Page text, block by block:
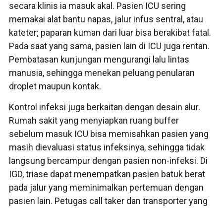
secara klinis ia masuk akal. Pasien ICU sering
memakai alat bantu napas, jalur infus sentral, atau
kateter; paparan kuman dari luar bisa berakibat fatal.
Pada saat yang sama, pasien lain di ICU juga rentan.
Pembatasan kunjungan mengurangi lalu lintas
manusia, sehingga menekan peluang penularan
droplet maupun kontak.
Kontrol infeksi juga berkaitan dengan desain alur.
Rumah sakit yang menyiapkan ruang buffer
sebelum masuk ICU bisa memisahkan pasien yang
masih dievaluasi status infeksinya, sehingga tidak
langsung bercampur dengan pasien non-infeksi. Di
IGD, triase dapat menempatkan pasien batuk berat
pada jalur yang meminimalkan pertemuan dengan
pasien lain. Petugas call taker dan transporter yang